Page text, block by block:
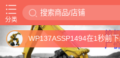
分类
 搜索商品/店铺
WP137ASSP1494在1秒前